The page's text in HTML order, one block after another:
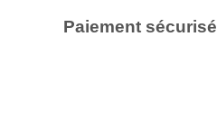
Paiement sécurisé